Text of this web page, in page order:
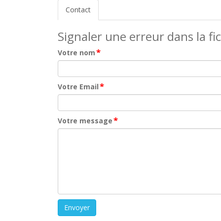
Contact
Signaler une erreur dans la
Votre nom*
Votre Email*
Votre message*